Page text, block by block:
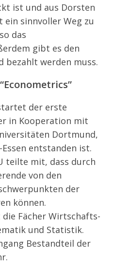
ist und aus Dorsten
ein sinnvoller Weg zu
das
gibt es den
bezahlt werden muss.
der erste
in Kooperation mit
Dortmund,
entstanden ist.
teilte mit, dass durch
von den
der
können.
die Fächer Wirtschafts­
und Statistik.
Bestandteil der